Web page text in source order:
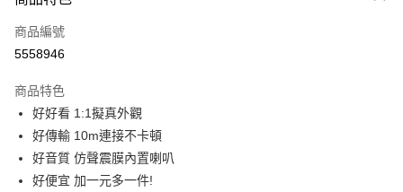
運送方式
全家取貨付款
每筆NT$60，滿NT$499(含以上)免運費
付款後全家取貨
每筆NT$60，滿NT$499(含以上)免運費
每筆NT$60，滿NT$598(含以上)免運費
商品編號
5558946
商品特色
好好看 1:1擬真外觀
好傳輸 10m連接不卡頓
好音質 仿聲震膜內置喇叭
好便宜 加一元多一件!